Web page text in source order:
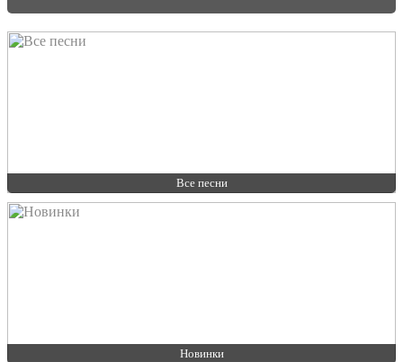
Все песни
Новинки